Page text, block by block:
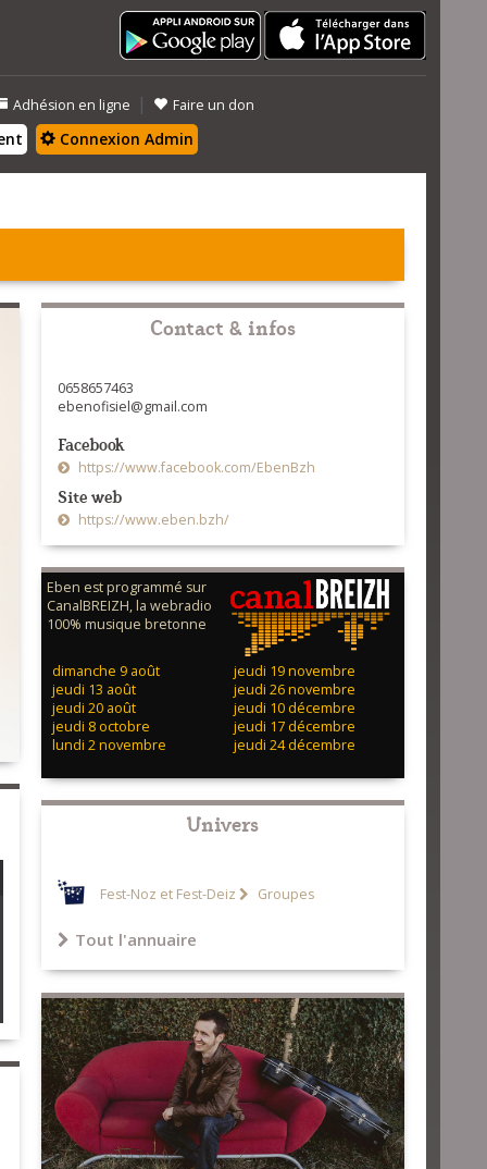
Adhésion en ligne | Faire un don
Connexion Admin
Contact & infos
0658657463
ebenofisiel@gmail.com
Facebook
https://www.facebook.com/EbenBzh
Site web
https://www.eben.bzh/
Eben est programmé sur
CanalBREIZH, la webradio
100% musique bretonne
dimanche 9 août
jeudi 13 août
jeudi 20 août
jeudi 8 octobre
lundi 2 novembre
jeudi 19 novembre
jeudi 26 novembre
jeudi 10 décembre
jeudi 17 décembre
jeudi 24 décembre
Univers
Fest-Noz et Fest-Deiz Groupes
Tout l'annuaire